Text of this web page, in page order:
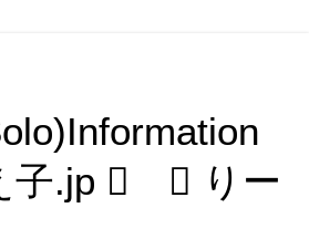
子.jp  ⌘ りー